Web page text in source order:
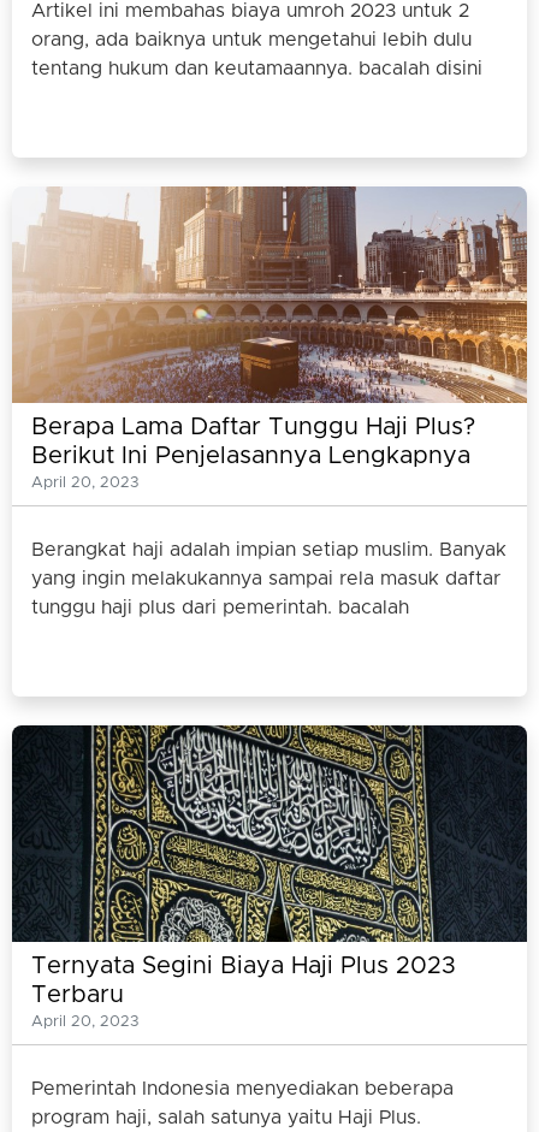
Artikel ini membahas biaya umroh 2023 untuk 2
orang, ada baiknya untuk mengetahui lebih dulu
tentang hukum dan keutamaannya. bacalah disini
Berapa Lama Daftar Tunggu Haji Plus?
Berikut Ini Penjelasannya Lengkapnya
April 20, 2023
Berangkat haji adalah impian setiap muslim. Banyak
yang ingin melakukannya sampai rela masuk daftar
tunggu haji plus dari pemerintah. bacalah
Ternyata Segini Biaya Haji Plus 2023
Terbaru
April 20, 2023
Pemerintah Indonesia menyediakan beberapa
program haji, salah satunya yaitu Haji Plus.